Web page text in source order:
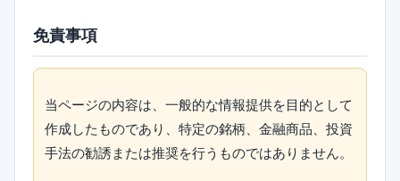
免責事項
当ページの内容は、一般的な情報提供を目的として
作成したものであり、特定の銘柄、金融商品、投資
手法の勧誘または推奨を行うものではありません。